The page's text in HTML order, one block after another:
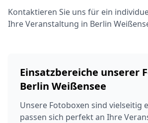
Kontaktieren Sie uns für ein
Ihre Veranstaltung in Berlin
Einsatzbereiche unserer
Berlin Weißensee
Unsere Fotoboxen sind vielseitig
passen sich perfekt an Ihre